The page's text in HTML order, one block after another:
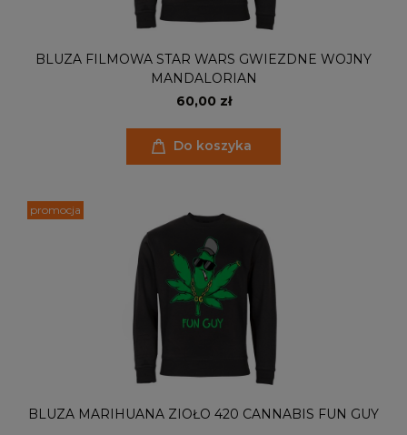
BLUZA FILMOWA STAR WARS GWIEZDNE WOJNY
MANDALORIAN
60,00 zł
Do koszyka
BLUZA MARIHUANA ZIOŁO 420 CANNABIS FUN GUY
promocja